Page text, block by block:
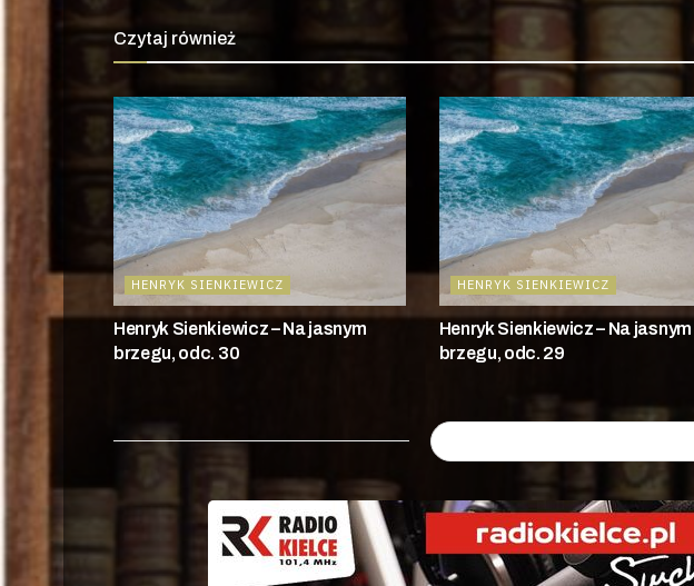
Czytaj również
HENRYK SIENKIEWICZ
Henryk Sienkiewicz – Na jasnym
brzegu, odc. 30
HENRYK SIENKIEWICZ
Henryk Sienkiewicz – Na jasnym
brzegu, odc. 29